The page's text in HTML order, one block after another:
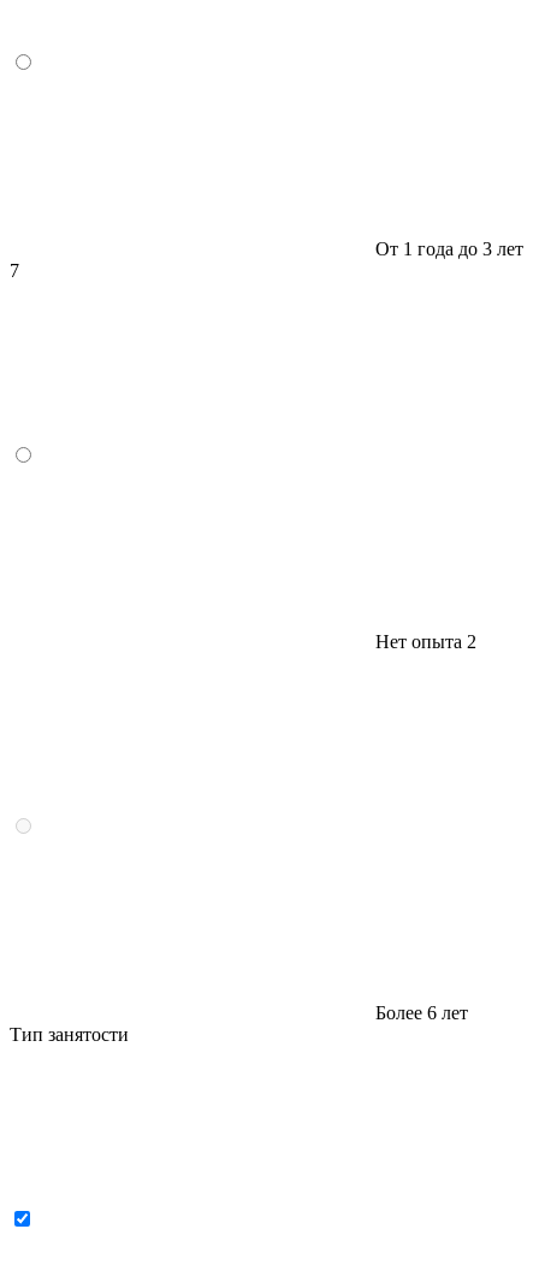
От 1 года до 3 лет
7
Нет опыта 2
Более 6 лет
Тип занятости